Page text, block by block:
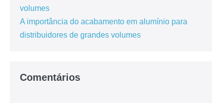
volumes
A importância do acabamento em alumínio para
distribuidores de grandes volumes
Comentários